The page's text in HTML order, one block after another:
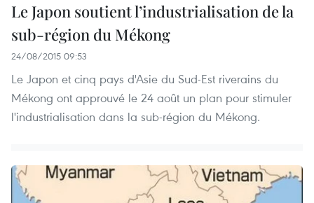
Le Japon soutient l’industrialisation de la
sub-région du Mékong
24/08/2015 09:53
Le Japon et cinq pays d'Asie du Sud-Est riverains du
Mékong ont approuvé le 24 août un plan pour stimuler
l'industrialisation dans la sub-région du Mékong.